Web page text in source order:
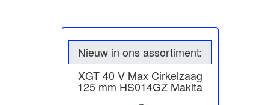
Nieuw in ons assortiment:
XGT 40 V Max Cirkelzaag
125 mm HS014GZ Makita